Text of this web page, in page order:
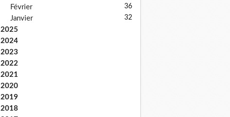
Février 36
Janvier 32
2025
2024
2023
2022
2021
2020
2019
2018